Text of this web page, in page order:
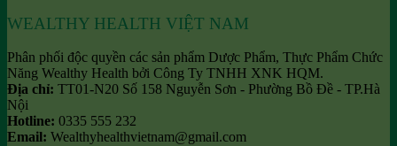
WEALTHY HEALTH VIỆT NAM
Phân phối độc quyền các sản phẩm Dược Phẩm, Thực Phẩm Chức
Năng Wealthy Health bởi Công Ty TNHH XNK HQM.
Địa chỉ: TT01-N20 Số 158 Nguyễn Sơn - Phường Bồ Đề - TP.Hà
Nội
Hotline: 0335 555 232
Email: Wealthyhealthvietnam@gmail.com